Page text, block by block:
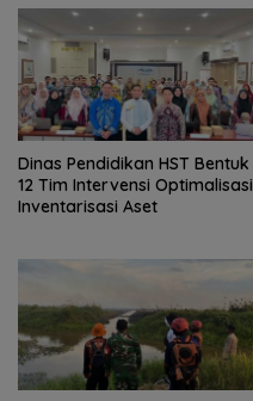
Dinas Pendidikan HST Bentuk
12 Tim Intervensi Optimalisasi
Inventarisasi Aset